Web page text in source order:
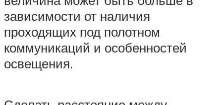
зависимости от наличия
проходящих под полотном
коммуникаций и особенностей
освещения.